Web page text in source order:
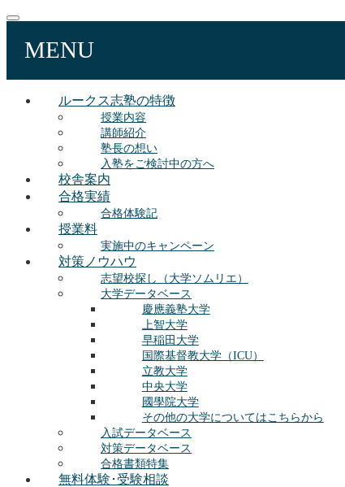
MENU
ルークス志塾の特徴
授業内容
講師紹介
塾長の想い
入塾をご検討中の方へ
校舎案内
合格実績
合格体験記
授業料
実施中のキャンペーン
対策ノウハウ
志望校探し（大学ソムリエ）
大学データベース
慶應義塾大学
上智大学
早稲田大学
国際基督教大学（ICU）
立教大学
中央大学
國學院大学
その他の大学についてはこちらから
入試データベース
対策データベース
合格書類特集
無料体験･受験相談